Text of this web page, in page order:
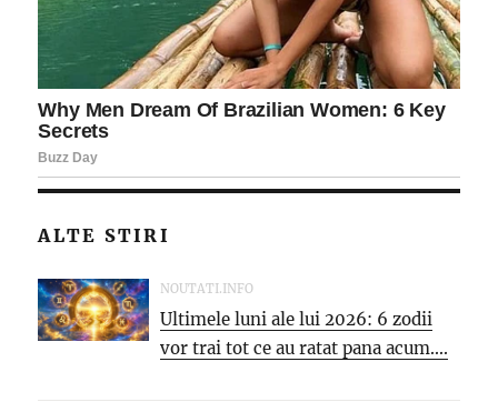
ALTE STIRI
NOUTATI.INFO
Ultimele luni ale lui 2026: 6 zodii
vor trai tot ce au ratat pana acum....